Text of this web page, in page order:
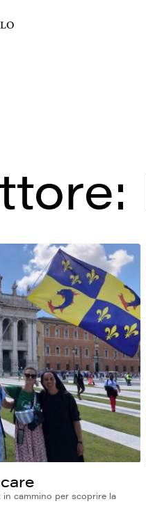
in cammino per scoprire la